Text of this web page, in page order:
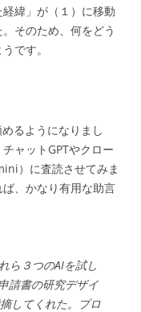
緯」が（１）に移動
そのため、何をどう
です。
るようになりまし
ャットGPTやクロー
）に査読させてみま
、かなり有用な助言
ら３つのAIを試し
請書の研究デザイ
してくれた。プロ